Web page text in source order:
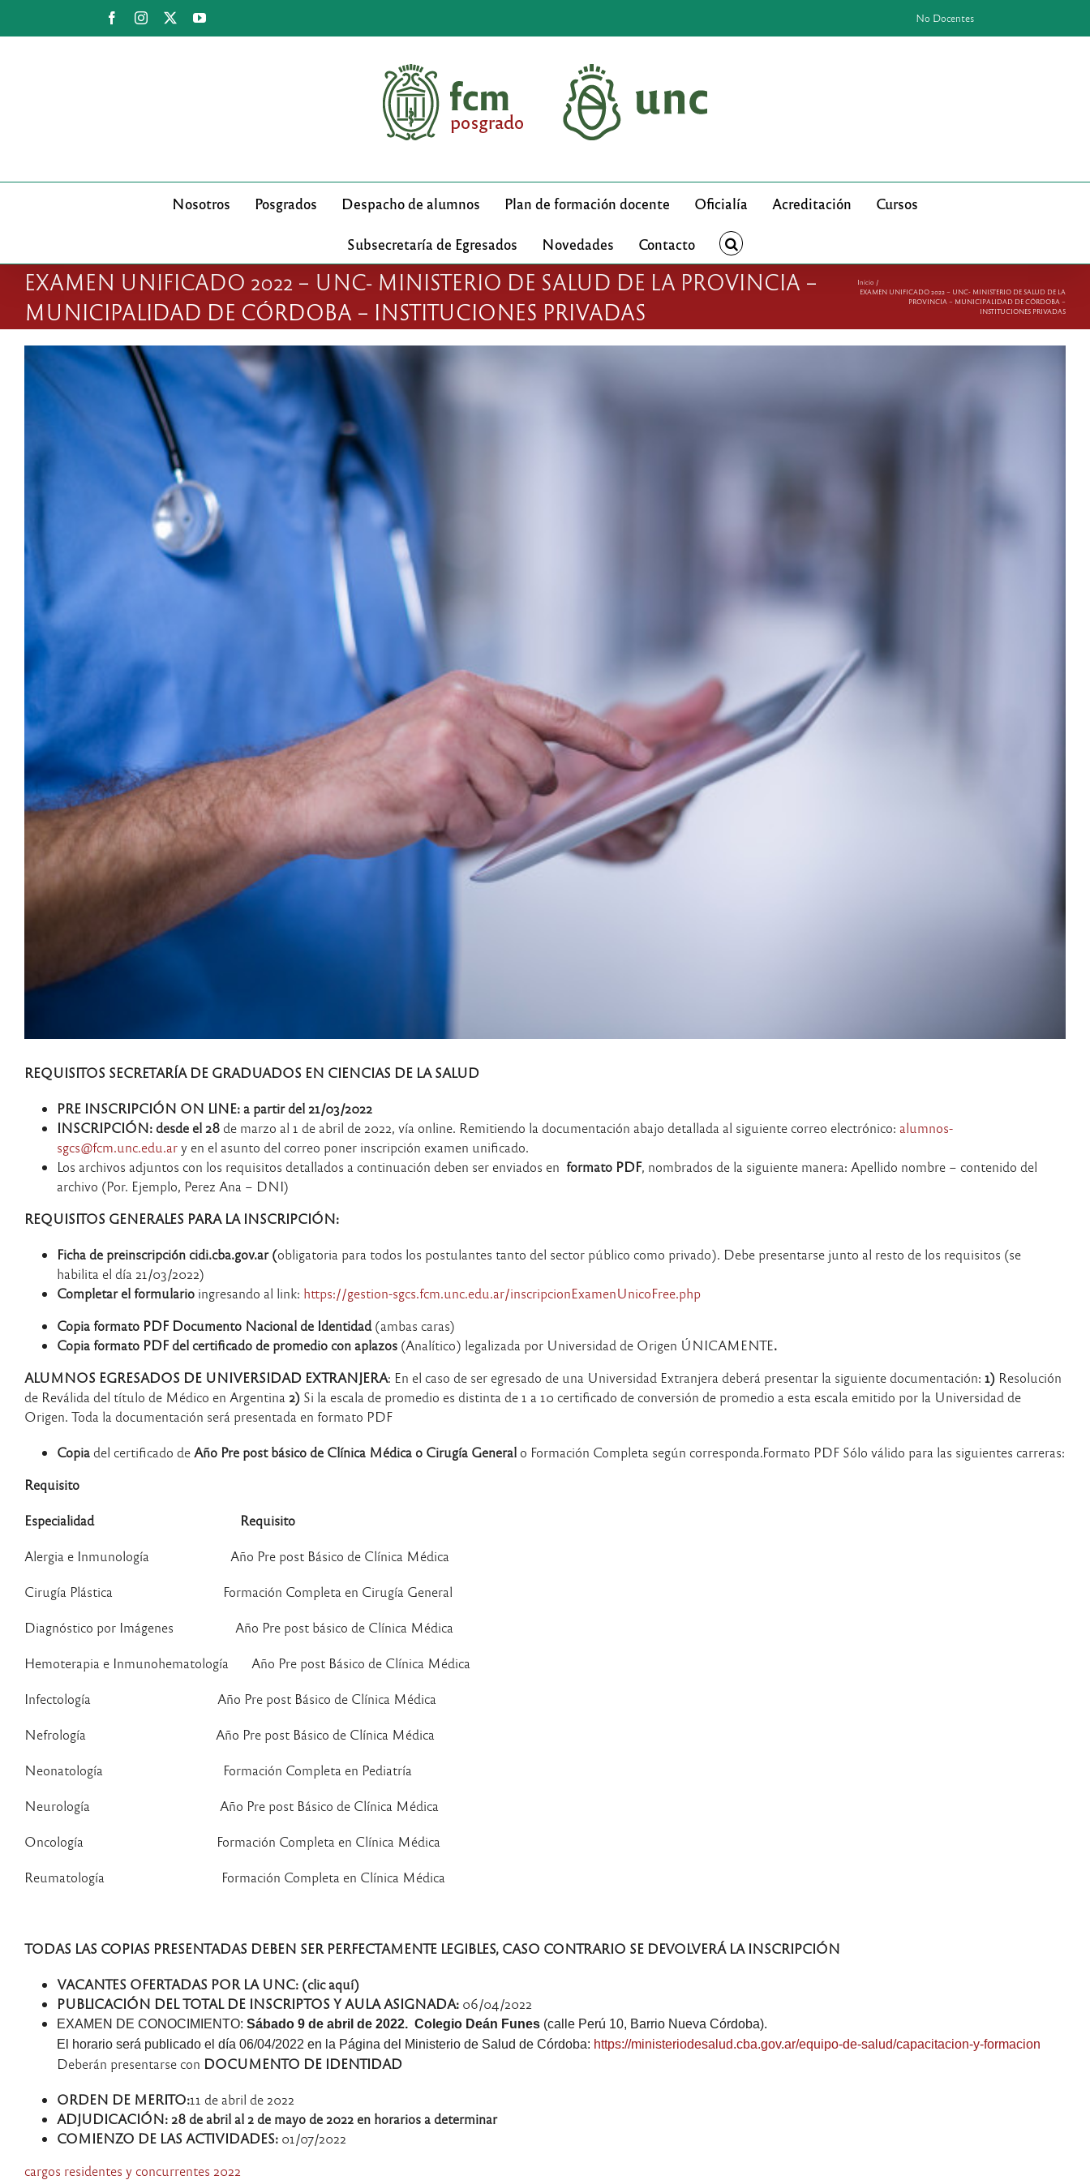
FacebookInstagram YouTube No Docentes
Nosotros Posgrados Despacho de alumnos Plan de formación docente Oficialía Acreditación Cursos
Subsecretaría de Egresados Novedades Contacto
EXAMEN UNIFICADO 2022 – UNC- MINISTERIO DE SALUD DE LA PROVINCIA –
MUNICIPALIDAD DE CÓRDOBA – INSTITUCIONES PRIVADAS
Inicio
EXAMEN UNIFICADO 2022 – UNC- MINISTERIO DE SALUD DE LA
PROVINCIA – MUNICIPALIDAD DE CÓRDOBA –
INSTITUCIONES PRIVADAS
REQUISITOS SECRETARÍA DE GRADUADOS EN CIENCIAS DE LA SALUD
PRE INSCRIPCIÓN ON LINE:a partir del 21/03/2022
INSCRIPCIÓN: desde el 28 de marzo al 1 de abril de 2022, vía online. Remitiendo la documentación abajo detallada al siguiente correo electrónico: alumnos-
sgcs@fcm.unc.edu.ary en el asunto del correo poner inscripción examen unificado.
Los archivos adjuntos con los requisitos detallados a continuación deben ser enviados en formato PDF, nombrados de la siguiente manera: Apellido nombre – contenido del
archivo (Por. Ejemplo, Perez Ana – DNI)
REQUISITOS GENERALES PARA LA INSCRIPCIÓN:
Ficha de preinscripción cidi.cba.gov.ar (obligatoria para todos los postulantes tanto del sector público como privado). Debe presentarse junto al resto de los requisitos (se
habilita el día 21/03/2022)
Completar el formulario ingresando al link: https://gestion-sgcs.fcm.unc.edu.ar/inscripcionExamenUnicoFree.php
Copia formato PDF Documento Nacional de Identidad(ambas caras)
Copia formato PDF del certificado de promedio con aplazos (Analítico) legalizada por Universidad de Origen ÚNICAMENTE.
ALUMNOS EGRESADOS DE UNIVERSIDAD EXTRANJERA: En el caso de ser egresado de una Universidad Extranjera deberá presentar la siguiente documentación: 1) Resolución
de Reválida del título de Médico en Argentina 2) Si la escala de promedio es distinta de 1 a 10 certificado de conversión de promedio a esta escala emitido por la Universidad de
Origen. Toda la documentación será presentada en formato PDF
Copia del certificado deAño Pre post básico de Clínica Médica o Cirugía General o Formación Completa según corresponda.Formato PDF Sólo válido para las siguientes carreras:
Requisito
Especialidad Requisito
Alergia e Inmunología Año Pre post Básico de Clínica Médica
Cirugía Plástica Formación Completa en Cirugía General
Diagnóstico por Imágenes Año Pre post básico de Clínica Médica
Hemoterapia e Inmunohematología Año Pre post Básico de Clínica Médica
Infectología Año Pre post Básico de Clínica Médica
Nefrología Año Pre post Básico de Clínica Médica
Neonatología Formación Completa en Pediatría
Neurología Año Pre post Básico de Clínica Médica
Oncología Formación Completa en Clínica Médica
Reumatología Formación Completa en Clínica Médica
TODAS LAS COPIAS PRESENTADAS DEBEN SER PERFECTAMENTE LEGIBLES, CASO CONTRARIO SE DEVOLVERÁ LA INSCRIPCIÓN
VACANTES OFERTADAS POR LA UNC: (clic aquí)
PUBLICACIÓN DEL TOTAL DE INSCRIPTOS Y AULA ASIGNADA: 06/04/2022
EXAMEN DE CONOCIMIENTO: Sábado 9 de abril de 2022. Colegio Deán Funes (calle Perú 10, Barrio Nueva Córdoba).
El horario será publicado el día 06/04/2022 en la Página del Ministerio de Salud de Córdoba: https://ministeriodesalud.cba.gov.ar/equipo-de-salud/capacitacion-y-formacion
Deberán presentarse con DOCUMENTO DE IDENTIDAD
ORDEN DE MERITO:11 de abril de 2022
ADJUDICACIÓN: 28 de abril al 2 de mayo de 2022 en horarios a determinar
COMIENZO DE LAS ACTIVIDADES: 01/07/2022
cargos residentes y concurrentes 2022